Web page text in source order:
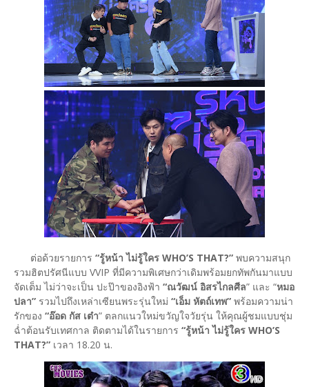
ต่อด้วยรายการ “รู้หน้า ไม่รู้ใคร WHO’S THAT?” พบความสนุก
รวมฮิตปรัศนีแบบ VVIP ที่มีความพิเศษกว่าเดิมพร้อมยกทัพกันมาแบบ
จัดเต็ม ไม่ว่าจะเป็น ปะป๊าของอิงฟ้า “ณวัฒน์ อิสรไกลศีล” และ “หมอ
ปลา” รวมไปถึงเหล่าเซียนพระรุ่นใหม่ “เอ็ม หัตถ์เทพ” พร้อมความน่า
รักของ “อ๊อด กัส เต๋า” ตลกแนวใหม่ขวัญใจวัยรุ่น ให้คุณผู้ชมแบบชุ่ม
ฉ่ำต้อนรับเทศกาล ติดตามได้ในรายการ “รู้หน้า ไม่รู้ใคร WHO’S
THAT?” เวลา 18.20 น.